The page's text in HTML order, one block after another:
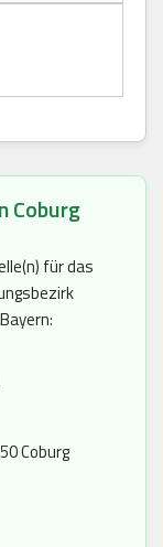
Coburg
für das
Coburg